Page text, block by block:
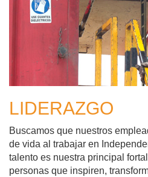
LIDERAZGO
Buscamos que nuestros
de vida al trabajar en
talento es nuestra principal
personas que inspiren,